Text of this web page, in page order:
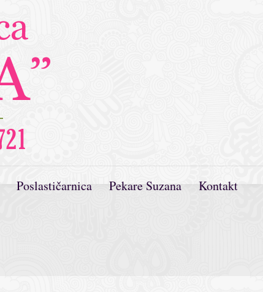
Poslastičarnica Pekare Suzana Kontakt